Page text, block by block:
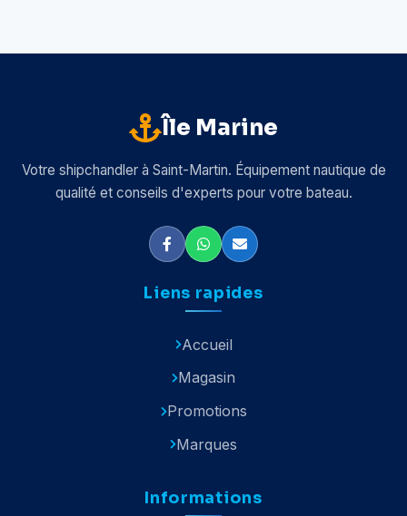
Île Marine
Votre shipchandler à Saint-Martin. Équipement nautique de
qualité et conseils d'experts pour votre bateau.
Liens rapides
Accueil
Magasin
Promotions
Marques
Informations